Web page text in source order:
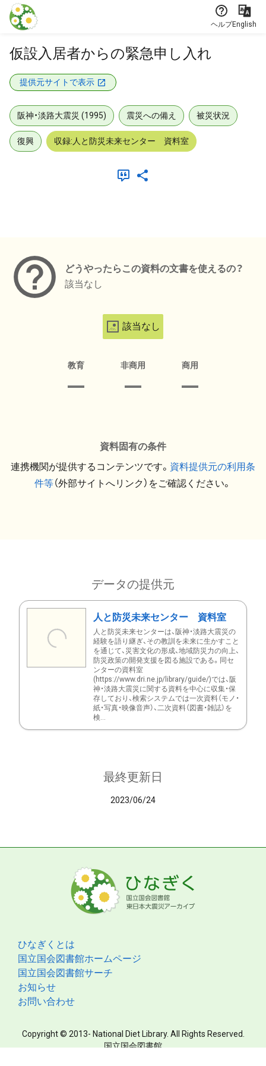
本文に飛ぶ
ヘルプEnglish
仮設入居者からの緊急申し入れ
提供元サイトで表示
阪神・淡路大震災 (1995) 震災への備え 被災状況
復興 収録:人と防災未来センター 資料室
どうやったらこの資料の文書を使えるの？
該当なし
該当なし
教育 非商用 商用
資料固有の条件
連携機関が提供するコンテンツです。 資料提供元の利用条
件等（外部サイトへリンク）をご確認ください。
データの提供元
人と防災未来センター 資料室
人と防災未来センターは、阪神・淡路大震災の
経験を語り継ぎ、その教訓を未来に生かすこと
を通じて、災害文化の形成、地域防災力の向上、
防災政策の開発支援を図る施設である。同セ
ンターの資料室
(https://www.dri.ne.jp/library/guide/)では、阪
神・淡路大震災に関する資料を中心に収集・保
存しており、検索システムでは一次資料（モノ・
紙・写真・映像音声）、二次資料（図書・雑誌）を
検...
最終更新日
2023/06/24
ひなぎくとは
国立国会図書館ホームページ
国立国会図書館サーチ
お知らせ
お問い合わせ
Copyright © 2013- National Diet Library. All Rights Reserved.